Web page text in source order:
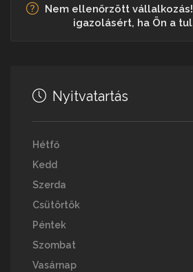
Nem ellenőrzött
igazolásért, ha Ön a
Nyitvatartás
Hétfő
Kedd
Szerda
Csütörtök
Péntek
Szombat
Vasárnap